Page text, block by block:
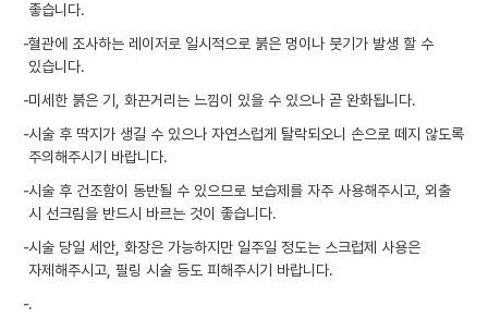
좋습니다.
-혈관에 조사하는 레이저로 일시적으로 붉은 멍이나 붓기가 발생 할 수
있습니다.
-미세한 붉은 기, 화끈거리는 느낌이 있을 수 있으나 곧 완화됩니다.
-시술 후 딱지가 생길 수 있으나 자연스럽게 탈락되오니 손으로 떼지 않도록
주의해주시기 바랍니다.
-시술 후 건조함이 동반될 수 있으므로 보습제를 자주 사용해주시고, 외출
시 선크림을 반드시 바르는 것이 좋습니다.
-시술 당일 세안, 화장은 가능하지만 일주일 정도는 스크럽제 사용은
자제해주시고, 필링 시술 등도 피해주시기 바랍니다.
-.